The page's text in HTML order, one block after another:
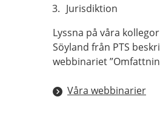
Jurisdiktion
Lyssna på våra
Söyland från PTS
webbinariet
Våra webbinarier